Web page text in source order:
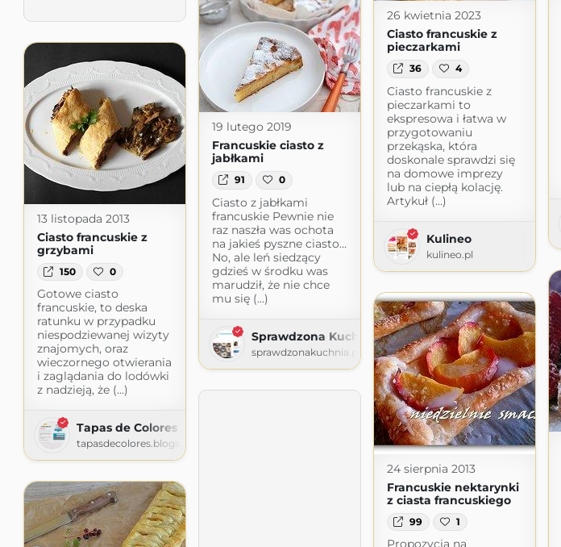
26 kwietnia 2023
Ciasto francuskie z
pieczarkami
36 4
Ciasto francuskie z
pieczarkami to
ekspresowa i łatwa w
przygotowaniu
przekąska, która
doskonale sprawdzi się
na domowe imprezy
lub na ciepłą kolację.
Artykuł (...)
Kulineo
kulineo.pl
19 lutego 2019
Francuskie ciasto z
jabłkami
91 0
Ciasto z jabłkami
francuskie Pewnie nie
raz naszła was ochota
na jakieś pyszne ciasto…
No, ale leń siedzący
gdzieś w środku was
marudził, że nie chce
mu się (...)
Sprawdzona Kuchnia
sprawdzonakuchnia.pl
13 listopada 2013
Ciasto francuskie z
grzybami
150 0
Gotowe ciasto
francuskie, to deska
ratunku w przypadku
niespodziewanej wizyty
znajomych, oraz
wieczornego otwierania
i zaglądania do lodówki
z nadzieją, że (...)
Tapas de Colores
tapasdecolores.blogspot.com
24 sierpnia 2013
Francuskie nektarynki
z ciasta francuskiego
99 1
Propozycja na